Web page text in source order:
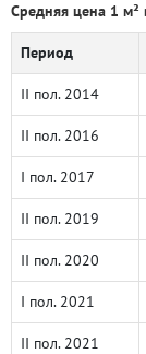
Средняя цена 1 м²
Период
II пол. 2014
II пол. 2016
I пол. 2017
II пол. 2019
II пол. 2020
I пол. 2021
II пол. 2021